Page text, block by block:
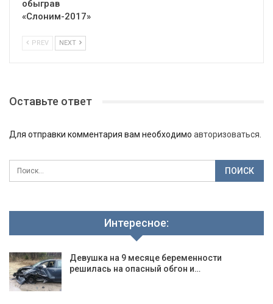
обыграв
«Слоним-2017»
PREV NEXT
Оставьте ответ
Для отправки комментария вам необходимо авторизоваться.
Интересное:
Девушка на 9 месяце беременности
решилась на опасный обгон и…